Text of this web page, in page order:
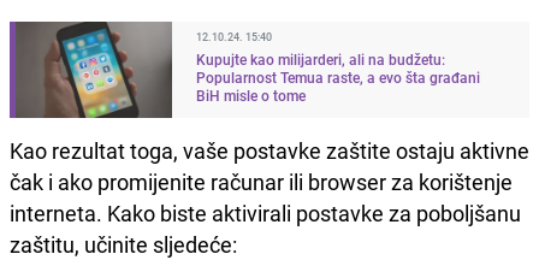
12.10.24. 15:40
Kupujte kao milijarderi, ali na budžetu:
Popularnost Temua raste, a evo šta građani
BiH misle o tome
Kao rezultat toga, vaše postavke zaštite ostaju aktivne
čak i ako promijenite računar ili browser za korištenje
interneta. Kako biste aktivirali postavke za poboljšanu
zaštitu, učinite sljedeće: